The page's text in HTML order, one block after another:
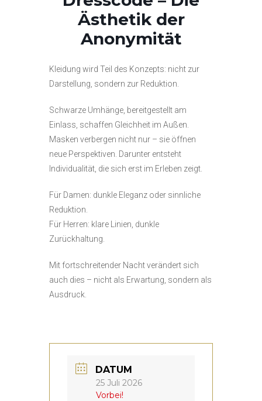
Ästhetik der
Anonymität
Kleidung wird Teil des Konzepts: nicht zur
Darstellung, sondern zur Reduktion.
Schwarze Umhänge, bereitgestellt am
Einlass, schaffen Gleichheit im Außen.
Masken verbergen nicht nur – sie öffnen
neue Perspektiven. Darunter entsteht
Individualität, die sich erst im Erleben zeigt.
Für Damen: dunkle Eleganz oder sinnliche
Reduktion.
Für Herren: klare Linien, dunkle
Zurückhaltung.
Mit fortschreitender Nacht verändert sich
auch dies – nicht als Erwartung, sondern als
Ausdruck.
DATUM
25 Juli 2026
Vorbei!